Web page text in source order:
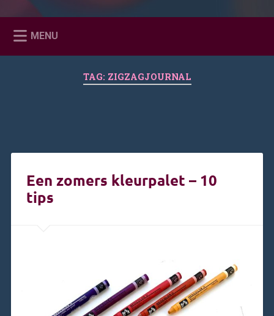
MENU
TAG: ZIGZAGJOURNAL
Een zomers kleurpalet – 10
tips